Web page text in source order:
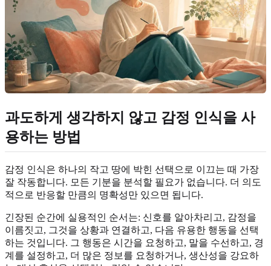
과도하게 생각하지 않고 감정 인식을 사
용하는 방법
감정 인식은 하나의 작고 땅에 박힌 선택으로 이끄는 때 가장
잘 작동합니다. 모든 기분을 분석할 필요가 없습니다. 더 의도
적으로 반응할 만큼의 명확성만 있으면 됩니다.
긴장된 순간에 실용적인 순서는: 신호를 알아차리고, 감정을
이름짓고, 그것을 상황과 연결하고, 다음 유용한 행동을 선택
하는 것입니다. 그 행동은 시간을 요청하고, 말을 수선하고, 경
계를 설정하고, 더 많은 정보를 요청하거나, 생산성을 강요하